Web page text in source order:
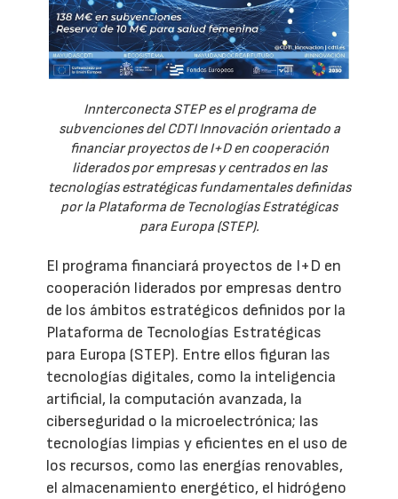
Innterconecta STEP es el programa de
subvenciones del CDTI Innovación orientado a
financiar proyectos de I+D en cooperación
liderados por empresas y centrados en las
tecnologías estratégicas fundamentales definidas
por la Plataforma de Tecnologías Estratégicas
para Europa (STEP).
El programa financiará proyectos de I+D en
cooperación liderados por empresas dentro
de los ámbitos estratégicos definidos por la
Plataforma de Tecnologías Estratégicas
para Europa (STEP). Entre ellos figuran las
tecnologías digitales, como la inteligencia
artificial, la computación avanzada, la
ciberseguridad o la microelectrónica; las
tecnologías limpias y eficientes en el uso de
los recursos, como las energías renovables,
el almacenamiento energético, el hidrógeno